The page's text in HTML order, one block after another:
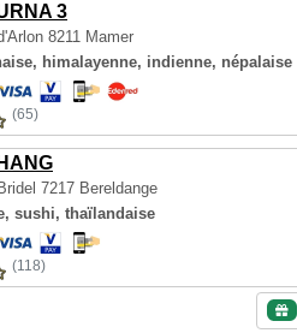
3
8211 Mamer
himalayenne, indienne, népalaise
(65)
7217 Bereldange
sushi, thaïlandaise
(118)